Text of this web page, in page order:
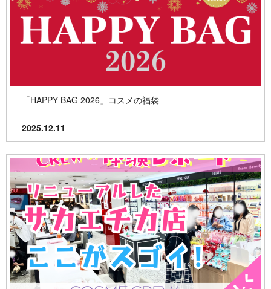
「HAPPY BAG 2026」コスメの福袋
2025.12.11